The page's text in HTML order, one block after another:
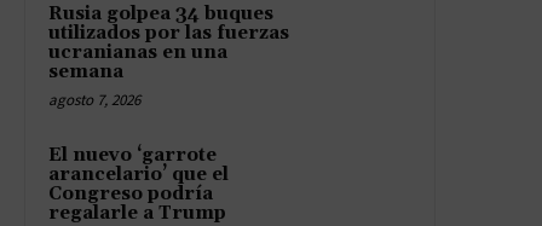
Rusia golpea 34 buques
utilizados por las fuerzas
ucranianas en una
semana
agosto 7, 2026
El nuevo ‘garrote
arancelario’ que el
Congreso podría
regalarle a Trump